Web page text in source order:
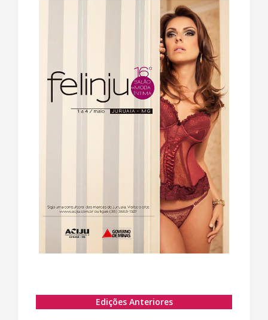
Edições Anteriores